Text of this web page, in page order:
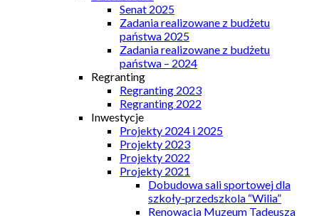
Senat 2025
Zadania realizowane z budżetu
państwa 2025
Zadania realizowane z budżetu
państwa – 2024
Regranting
Regranting 2023
Regranting 2022
Inwestycje
Projekty 2024 i 2025
Projekty 2023
Projekty 2022
Projekty 2021
Dobudowa sali sportowej dla
szkoły-przedszkola “Wilia”
Renowacja Muzeum Tadeusza